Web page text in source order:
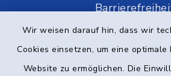
Wir weisen darauf hin, dass wir
Cookies einsetzen, um eine
Website zu ermöglichen. Die
Datenschutz
Impressum